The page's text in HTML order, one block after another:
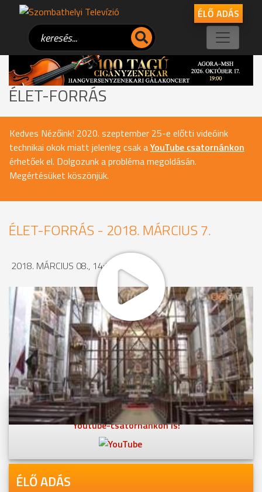
ÉLŐ ADÁS
ÉLET-FORRÁS
Kedves Nézőink! 2020. szeptember 25-e előtti videóink
technikai okok miatt jelenleg csak aYouTube csatornánkon
érhetőek el. Dolgozunk a probléma megoldásán.
Megértésüket köszönjük.
ÉLET-FORRÁS - 2018. MÁRCIUS 7.
2018. MÁRCIUS 08., 14:05
MEGOSZTÁS
Videóink megtekinthetőek
Youtube-csatornánkon is!
ÉLŐ ADÁS